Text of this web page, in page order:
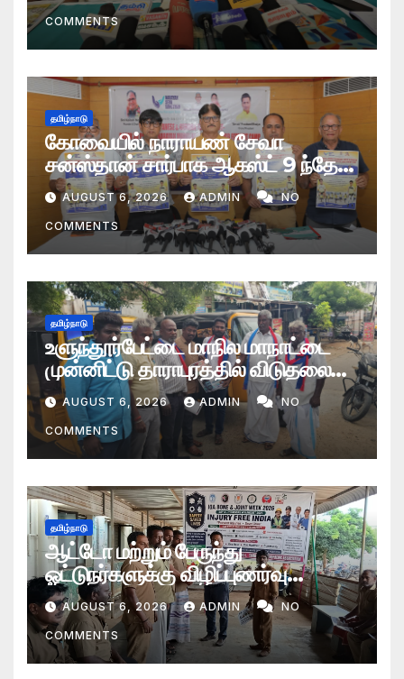
COMMENTS
தமிழ்நாடு
கோவையில் நாராயண் சேவா
சன்ஸ்தான் சார்பாக ஆகஸ்ட் 9 ந்தேதி
மாபெரும் இலவச செயற்கை மூட்டு
வழங்கும் முகாம்
AUGUST 6, 2026 ADMIN NO
COMMENTS
தமிழ்நாடு
உளுந்தூர்பேட்டை மாநில மாநாட்டை
முன்னிட்டு தாராபுரத்தில் விடுதலை
சிறுத்தைகள் கட்சியினரின் தீவிர
பிரச்சாரப் பயணம்
AUGUST 6, 2026 ADMIN NO
COMMENTS
தமிழ்நாடு
ஆட்டோ மற்றும் பேருந்து
ஓட்டுநர்களுக்கு விழிப்புணர்வு
நிகழ்ச்சி
AUGUST 6, 2026 ADMIN NO
COMMENTS